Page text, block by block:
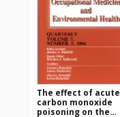
The effect of acute
carbon monoxide
poisoning on the